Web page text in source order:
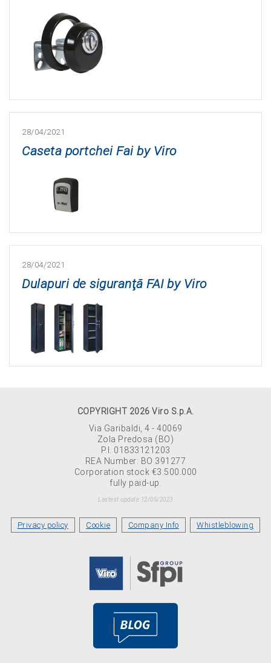
28/04/2021
Caseta portchei Fai by Viro
28/04/2021
Dulapuri de siguranţă FAI by Viro
COPYRIGHT 2026 Viro S.p.A.
Via Garibaldi, 4 - 40069
Zola Predosa (BO)
P.I. 01833121203
REA Number: BO 391277
Corporation stock €3.500.000
fully paid-up.
Lastest update 12/05/2023
Privacy policy Cookie Company Info Whistleblowing